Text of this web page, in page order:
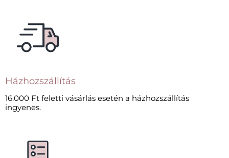
Házhozszállítás
16.000 Ft feletti vásárlás esetén a házhozszállítás
ingyenes.